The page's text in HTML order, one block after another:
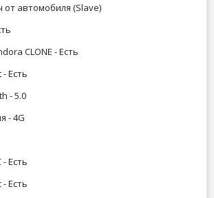
автомобиля (Slave)
CLONE - Есть
Есть
- 5.0
- 4G
Есть
Есть